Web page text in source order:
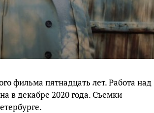
фильма пятнадцать лет. Работа над
в декабре 2020 года. Съемки